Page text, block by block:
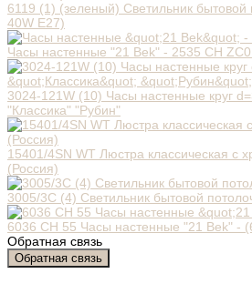
6119 (1) (зеленый) Светильник
40W E27)
Часы настенные "21 Bek" - 2535 СН
3024-121W (10) Часы настенные круг
"Классика" "Рубин"
15401/4SN WT Люстра классическая с
(Россия)
3005/3C (4) Светильник бытовой
6036 СН 55 Часы настенные "21 Bek" -
Обратная связь
Обратная связь